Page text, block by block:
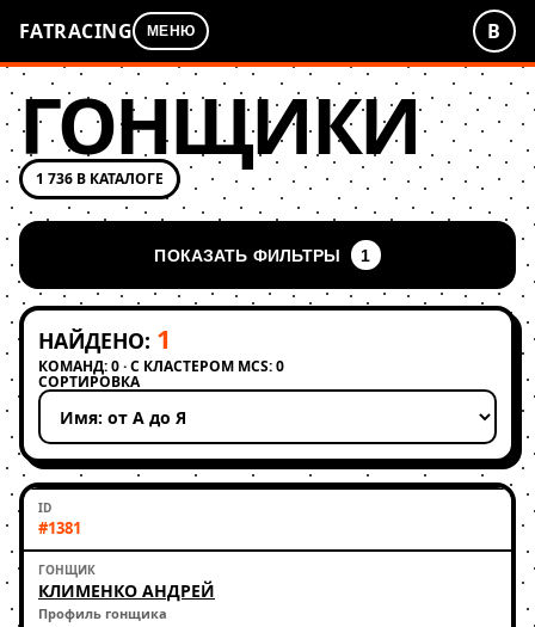
FATRACING МЕНЮ В
ГОНЩИКИ
1 736 В КАТАЛОГЕ
ПОКАЗАТЬ ФИЛЬТРЫ 1
НАЙДЕНО: 1
КОМАНД: 0 · С КЛАСТЕРОМ MCS: 0
СОРТИРОВКА
Применить сортировку
#1381
КЛИМЕНКО АНДРЕЙ
Профиль гонщика